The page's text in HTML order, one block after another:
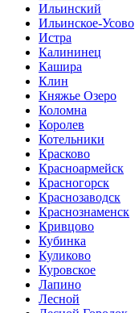
Ильинский
Ильинское-Усово
Истра
Калининец
Кашира
Клин
Княжье Озеро
Коломна
Королев
Котельники
Красково
Красноармейск
Красногорск
Краснозаводск
Краснознаменск
Кривцово
Кубинка
Куликово
Куровское
Лапино
Лесной